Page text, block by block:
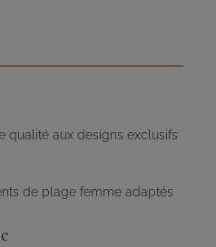
qualité aux designs exclusifs
de plage femme adaptés